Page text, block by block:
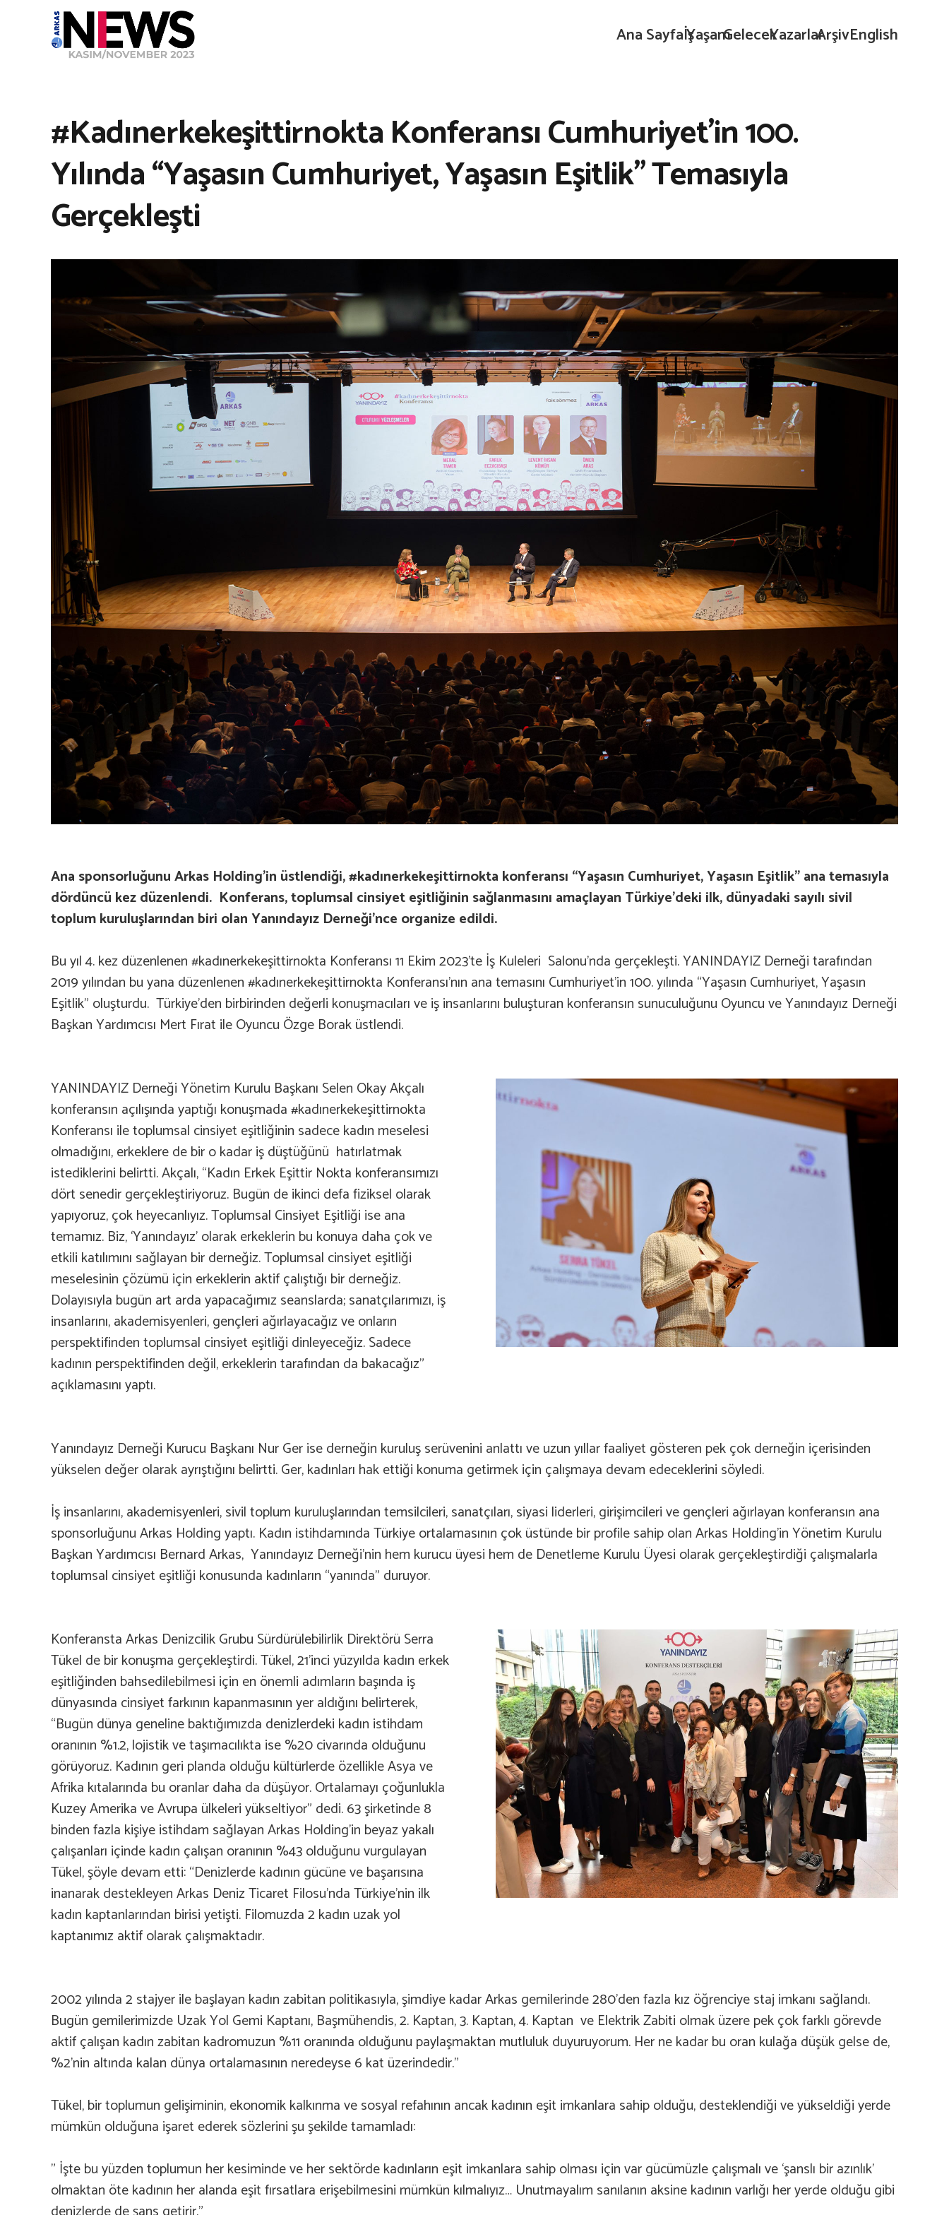
Ana Sayfaİş
YaşamGelecekYazarlarArşivEnglish
#Kadınerkekeşittirnokta Konferansı Cumhuriyet’in 100.
Yılında “Yaşasın Cumhuriyet, Yaşasın Eşitlik” Temasıyla
Gerçekleşti
Ana sponsorluğunu Arkas Holding’in üstlendiği, #kadınerkekeşittirnokta konferansı “Yaşasın Cumhuriyet, Yaşasın Eşitlik” ana temasıyla
dördüncü kez düzenlendi. Konferans, toplumsal cinsiyet eşitliğinin sağlanmasını amaçlayan Türkiye’deki ilk, dünyadaki sayılı sivil
toplum kuruluşlarından biri olan Yanındayız Derneği’nce organize edildi.
Bu yıl 4. kez düzenlenen #kadınerkekeşittirnokta Konferansı 11 Ekim 2023’te İş Kuleleri Salonu’nda gerçekleşti. YANINDAYIZ Derneği tarafından
2019 yılından bu yana düzenlenen #kadınerkekeşittirnokta Konferansı’nın ana temasını Cumhuriyet’in 100. yılında “Yaşasın Cumhuriyet, Yaşasın
Eşitlik” oluşturdu. Türkiye’den birbirinden değerli konuşmacıları ve iş insanlarını buluşturan konferansın sunuculuğunu Oyuncu ve Yanındayız Derneği
Başkan Yardımcısı Mert Fırat ile Oyuncu Özge Borak üstlendi.
YANINDAYIZ Derneği Yönetim Kurulu Başkanı Selen Okay Akçalı
konferansın açılışında yaptığı konuşmada #kadınerkekeşittirnokta
Konferansı ile toplumsal cinsiyet eşitliğinin sadece kadın meselesi
olmadığını, erkeklere de bir o kadar iş düştüğünü hatırlatmak
istediklerini belirtti. Akçalı, “Kadın Erkek Eşittir Nokta konferansımızı
dört senedir gerçekleştiriyoruz. Bugün de ikinci defa fiziksel olarak
yapıyoruz, çok heyecanlıyız. Toplumsal Cinsiyet Eşitliği ise ana
temamız. Biz, ‘Yanındayız’ olarak erkeklerin bu konuya daha çok ve
etkili katılımını sağlayan bir derneğiz. Toplumsal cinsiyet eşitliği
meselesinin çözümü için erkeklerin aktif çalıştığı bir derneğiz.
Dolayısıyla bugün art arda yapacağımız seanslarda; sanatçılarımızı, iş
insanlarını, akademisyenleri, gençleri ağırlayacağız ve onların
perspektifinden toplumsal cinsiyet eşitliği dinleyeceğiz. Sadece
kadının perspektifinden değil, erkeklerin tarafından da bakacağız”
açıklamasını yaptı.
Yanındayız Derneği Kurucu Başkanı Nur Ger ise derneğin kuruluş serüvenini anlattı ve uzun yıllar faaliyet gösteren pek çok derneğin içerisinden
yükselen değer olarak ayrıştığını belirtti. Ger, kadınları hak ettiği konuma getirmek için çalışmaya devam edeceklerini söyledi.
İş insanlarını, akademisyenleri, sivil toplum kuruluşlarından temsilcileri, sanatçıları, siyasi liderleri, girişimcileri ve gençleri ağırlayan konferansın ana
sponsorluğunu Arkas Holding yaptı. Kadın istihdamında Türkiye ortalamasının çok üstünde bir profile sahip olan Arkas Holding’in Yönetim Kurulu
Başkan Yardımcısı Bernard Arkas, Yanındayız Derneği’nin hem kurucu üyesi hem de Denetleme Kurulu Üyesi olarak gerçekleştirdiği çalışmalarla
toplumsal cinsiyet eşitliği konusunda kadınların “yanında” duruyor.
Konferansta Arkas Denizcilik Grubu Sürdürülebilirlik Direktörü Serra
Tükel de bir konuşma gerçekleştirdi. Tükel, 21’inci yüzyılda kadın erkek
eşitliğinden bahsedilebilmesi için en önemli adımların başında iş
dünyasında cinsiyet farkının kapanmasının yer aldığını belirterek,
“Bugün dünya geneline baktığımızda denizlerdeki kadın istihdam
oranının %1.2, lojistik ve taşımacılıkta ise %20 civarında olduğunu
görüyoruz. Kadının geri planda olduğu kültürlerde özellikle Asya ve
Afrika kıtalarında bu oranlar daha da düşüyor. Ortalamayı çoğunlukla
Kuzey Amerika ve Avrupa ülkeleri yükseltiyor” dedi. 63 şirketinde 8
binden fazla kişiye istihdam sağlayan Arkas Holding’in beyaz yakalı
çalışanları içinde kadın çalışan oranının %43 olduğunu vurgulayan
Tükel, şöyle devam etti: “Denizlerde kadının gücüne ve başarısına
inanarak destekleyen Arkas Deniz Ticaret Filosu’nda Türkiye’nin ilk
kadın kaptanlarından birisi yetişti. Filomuzda 2 kadın uzak yol
kaptanımız aktif olarak çalışmaktadır.
2002 yılında 2 stajyer ile başlayan kadın zabitan politikasıyla, şimdiye kadar Arkas gemilerinde 280’den fazla kız öğrenciye staj imkanı sağlandı.
Bugün gemilerimizde Uzak Yol Gemi Kaptanı, Başmühendis, 2. Kaptan, 3. Kaptan, 4. Kaptan ve Elektrik Zabiti olmak üzere pek çok farklı görevde
aktif çalışan kadın zabitan kadromuzun %11 oranında olduğunu paylaşmaktan mutluluk duyuruyorum. Her ne kadar bu oran kulağa düşük gelse de,
%2’nin altında kalan dünya ortalamasının neredeyse 6 kat üzerindedir.”
Tükel, bir toplumun gelişiminin, ekonomik kalkınma ve sosyal refahının ancak kadının eşit imkanlara sahip olduğu, desteklendiği ve yükseldiği yerde
mümkün olduğuna işaret ederek sözlerini şu şekilde tamamladı:
” İşte bu yüzden toplumun her kesiminde ve her sektörde kadınların eşit imkanlara sahip olması için var gücümüzle çalışmalı ve ‘şanslı bir azınlık’
olmaktan öte kadının her alanda eşit fırsatlara erişebilmesini mümkün kılmalıyız… Unutmayalım sanılanın aksine kadının varlığı her yerde olduğu gibi